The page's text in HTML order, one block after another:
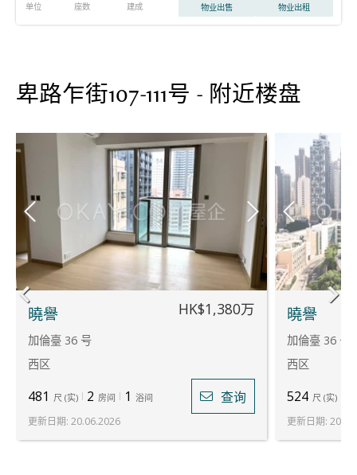
单位 座数 建成 物业出售 物业出租
卑路乍街107-111号 - 附近楼盘
曉譽
加倫臺 36 号
西区
HK$1,380万
481 尺 (实) 2 房间 1 浴间 查询
更新日期: 20.06.2026
曉譽
加倫臺 36 号
西区
524 尺 (实)
更新日期: